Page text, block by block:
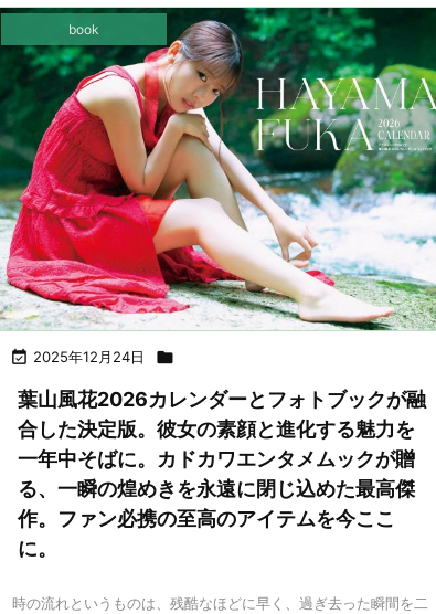
 2025年12月24日 
book
葉山風花2026カレンダーとフォトブックが融
合した決定版。彼女の素顔と進化する魅力を
一年中そばに。カドカワエンタメムックが贈
る、一瞬の煌めきを永遠に閉じ込めた最高傑
作。ファン必携の至高のアイテムを今ここ
に。
時の流れというものは、残酷なほどに早く、過ぎ去った瞬間を二